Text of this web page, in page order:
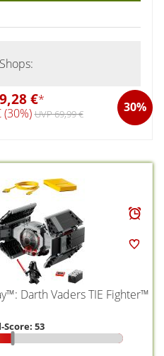
€* 30%
(30%)UVP 69,99 €
Darth Vaders TIE Fighter™
Score: 53